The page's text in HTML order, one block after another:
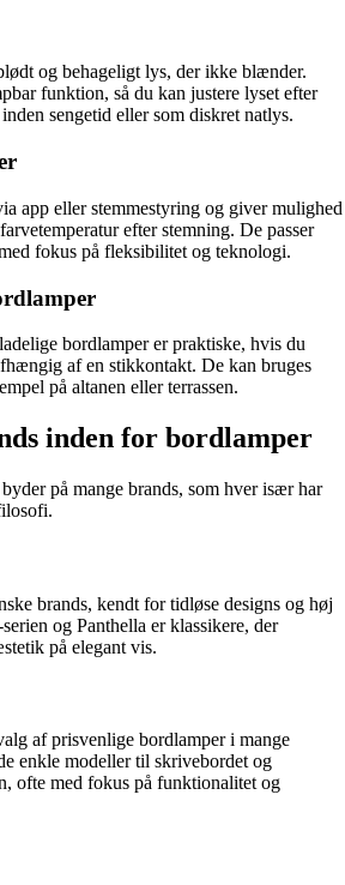
og behageligt lys, der ikke blænder.
funktion, så du kan justere lyset efter
sengetid eller som diskret natlys.
app eller stemmestyring og giver mulighed
efter stemning. De passer
fokus på fleksibilitet og teknologi.
bordlamper er praktiske, hvis du
af en stikkontakt. De kan bruges
på altanen eller terrassen.
inden for bordlamper
på mange brands, som hver især har
brands, kendt for tidløse designs og høj
og Panthella er klassikere, der
på elegant vis.
af prisvenlige bordlamper i mange
enkle modeller til skrivebordet og
ofte med fokus på funktionalitet og